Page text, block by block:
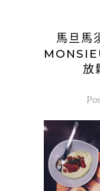
馬旦馬
放